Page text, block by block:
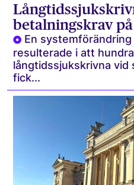
betalningskrav
En
resulterade i att
långtidssjukskrivna vid
fick...